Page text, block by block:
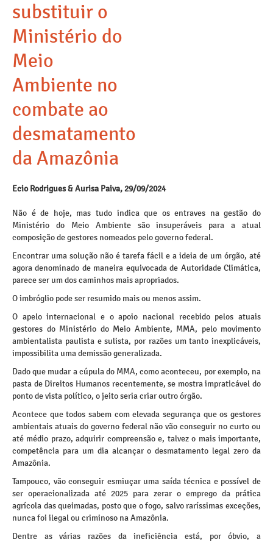
substituir o
Ministério do
Meio
Ambiente no
combate ao
desmatamento
da Amazônia
Ecio Rodrigues & Aurisa Paiva, 29/09/2024
Não é de hoje, mas tudo indica que os entraves na gestão do
Ministério do Meio Ambiente são insuperáveis para a atual
composição de gestores nomeados pelo governo federal.
Encontrar uma solução não é tarefa fácil e a ideia de um órgão, até
agora denominado de maneira equivocada de Autoridade Climática,
parece ser um dos caminhos mais apropriados.
O imbróglio pode ser resumido mais ou menos assim.
O apelo internacional e o apoio nacional recebido pelos atuais
gestores do Ministério do Meio Ambiente, MMA, pelo movimento
ambientalista paulista e sulista, por razões um tanto inexplicáveis,
impossibilita uma demissão generalizada.
Dado que mudar a cúpula do MMA, como aconteceu, por exemplo, na
pasta de Direitos Humanos recentemente, se mostra impraticável do
ponto de vista político, o jeito seria criar outro órgão.
Acontece que todos sabem com elevada segurança que os gestores
ambientais atuais do governo federal não vão conseguir no curto ou
até médio prazo, adquirir compreensão e, talvez o mais importante,
competência para um dia alcançar o desmatamento legal zero da
Amazônia.
Tampouco, vão conseguir esmiuçar uma saída técnica e possível de
ser operacionalizada até 2025 para zerar o emprego da prática
agrícola das queimadas, posto que o fogo, salvo raríssimas exceções,
nunca foi ilegal ou criminoso na Amazônia.
Dentre as várias razões da ineficiência está, por óbvio, a